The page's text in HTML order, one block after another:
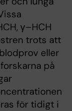
γ–HCH
trots att
eller
på
för tidigt i